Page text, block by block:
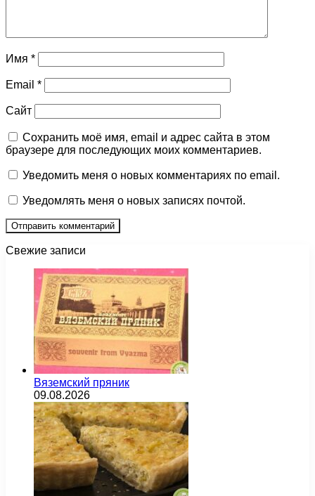
Имя *
Email *
Сайт
Сохранить моё имя, email и адрес сайта в этом
браузере для последующих моих комментариев.
Уведомить меня о новых комментариях по email.
Уведомлять меня о новых записях почтой.
Свежие записи
Вяземский пряник
09.08.2026